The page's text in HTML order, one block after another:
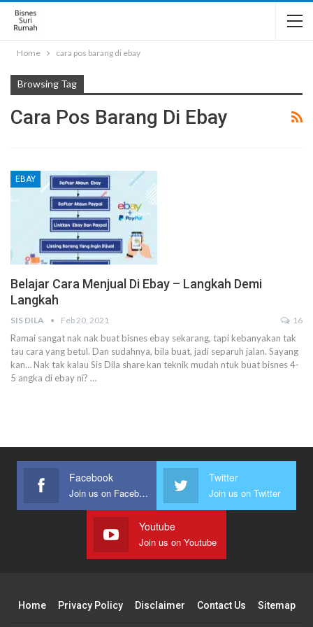
Home cara pos barang di ebay
Browsing Tag
Cara Pos Barang Di Ebay
EBAY
Belajar Cara Menjual Di Ebay – Langkah Demi
Langkah
SIS DILA Feb 20, 2021 16
Ramai sangat nak nak buat bisnes ebay sekarang, tapi kebanyakan tak
tau cara yang betul. Dan sudahnya, bila buat, jadi separuh jalan. Sayang
kan… Nak tak kalau Sis Dila share kan teknik mudah ntuk buat bisnes 4-
5 angka di ebay ni? …
Facebook
Join us on Facebook
Twitter
Join us on Twitter
Youtube
Join us on Youtube
Home Privacy Policy Disclaimer Contact Us Sitemap